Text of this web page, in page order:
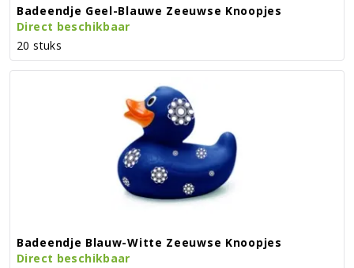
Badeendje Geel-Blauwe Zeeuwse Knoopjes
Direct beschikbaar
20 stuks
Badeendje Blauw-Witte Zeeuwse Knoopjes
Direct beschikbaar